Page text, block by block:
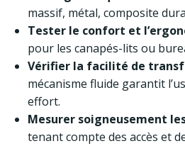
massif, métal, composite
Tester le confort et
pour les canapés-lits ou
Vérifier la facilité de
mécanisme fluide garantit
effort.
Mesurer soigneusement
tenant compte des accès et